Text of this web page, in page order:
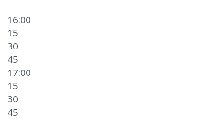
16:00
15
30
45
17:00
15
30
45